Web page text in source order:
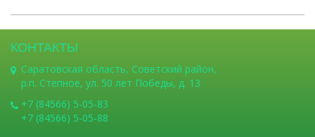
КОНТАКТЫ
Саратовская область, Советский район,
р.п. Степное, ул. 50 лет Победы, д. 13
+7 (84566) 5-05-83
+7 (84566) 5-05-88